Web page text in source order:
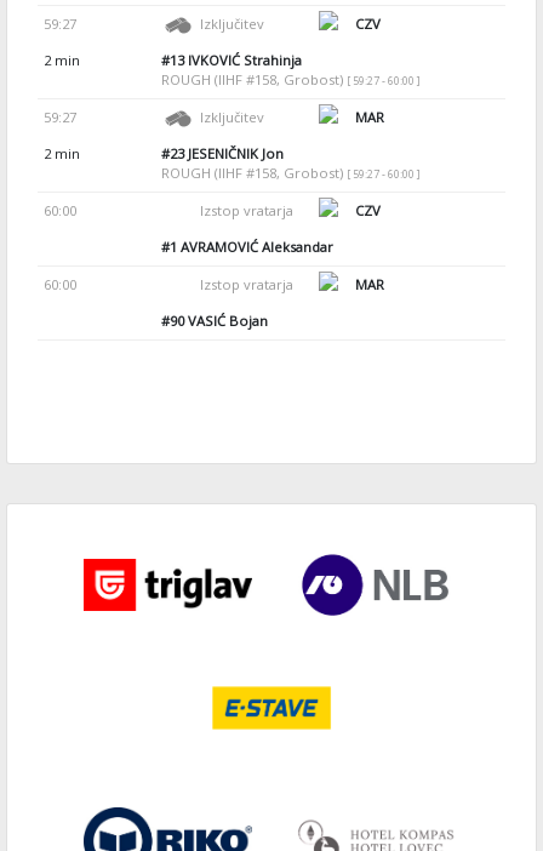
59:27 Izključitev
CZV
2 min
#13IVKOVIĆ Strahinja
ROUGH (IIHF #158, Grobost) [ 59:27 - 60:00 ]
59:27 Izključitev
MAR
2 min
#23JESENIČNIK Jon
ROUGH (IIHF #158, Grobost) [ 59:27 - 60:00 ]
60:00 Izstop vratarja
CZV
#1 AVRAMOVIĆ Aleksandar
60:00 Izstop vratarja
MAR
#90VASIĆ Bojan